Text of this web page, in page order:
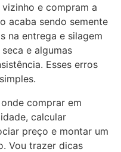
e compram a
acaba sendo semente
na entrega e silagem
e algumas
Esses erros
comprar em
calcular
preço e montar um
Vou trazer dicas